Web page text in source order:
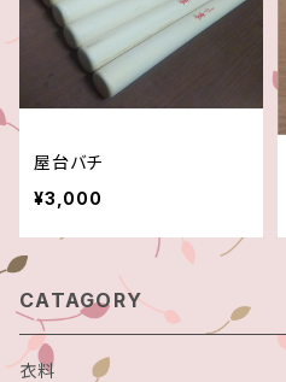
屋台バチ
¥3,000
CATAGORY
衣料